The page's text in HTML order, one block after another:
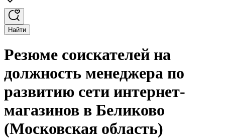
Найти
Резюме соискателей на
должность менеджера по
развитию сети интернет-
магазинов в Беликово
(Московская область)